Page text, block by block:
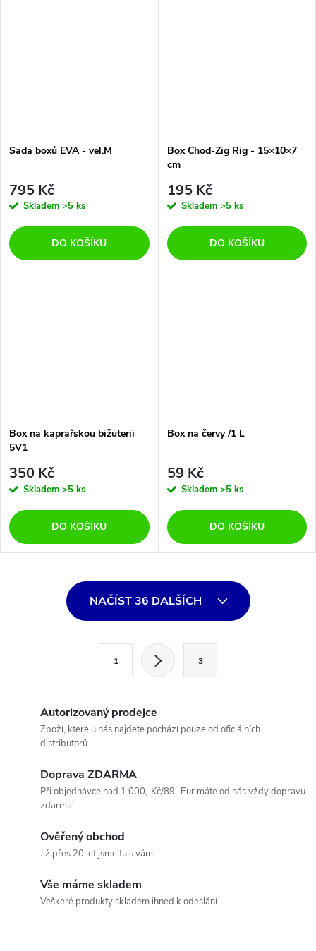
Sada boxů EVA - vel.M
795 Kč
Skladem >5 ks
DO KOŠÍKU
Box Chod-Zig Rig - 15×10×7
cm
195 Kč
Skladem >5 ks
DO KOŠÍKU
Box na kaprařskou bižuterii
5V1
350 Kč
Skladem >5 ks
DO KOŠÍKU
Box na červy /1 L
59 Kč
Skladem >5 ks
DO KOŠÍKU
NAČÍST 36 DALŠÍCH
1 3
Autorizovaný prodejce
Zboží, které u nás najdete pochází pouze od oficiálních
distributorů
Doprava ZDARMA
Při objednávce nad 1 000,-Kč/89,-Eur máte od nás vždy dopravu
zdarma!
Ověřený obchod
Již přes 20 let jsme tu s vámi
Vše máme skladem
Veškeré produkty skladem ihned k odeslání